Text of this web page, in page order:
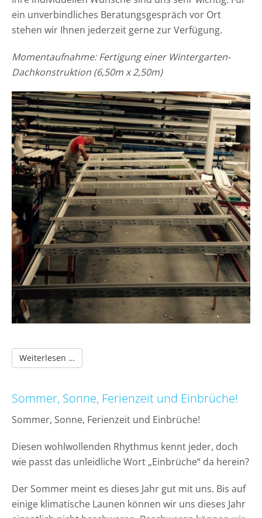
ein unverbindliches Beratungsgespräch vor Ort
stehen wir Ihnen jederzeit gerne zur Verfügung.
Momentaufnahme: Fertigung einer Wintergarten-
Dachkonstruktion (6,50m x 2,50m)
Weiterlesen …
Sommer, Sonne, Ferienzeit und Einbrüche!
Sommer, Sonne, Ferienzeit und Einbrüche!
Diesen wohlwollenden Rhythmus kennt jeder, doch
wie passt das unleidliche Wort „Einbrüche“ da herein?
Der Sommer meint es dieses Jahr gut mit uns. Bis auf
einige klimatische Launen können wir uns dieses Jahr